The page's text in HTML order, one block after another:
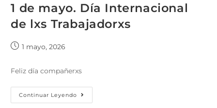
1 de mayo. Día Internacional
de lxs Trabajadorxs
1 mayo, 2026
Feliz día compañerxs
Continuar Leyendo